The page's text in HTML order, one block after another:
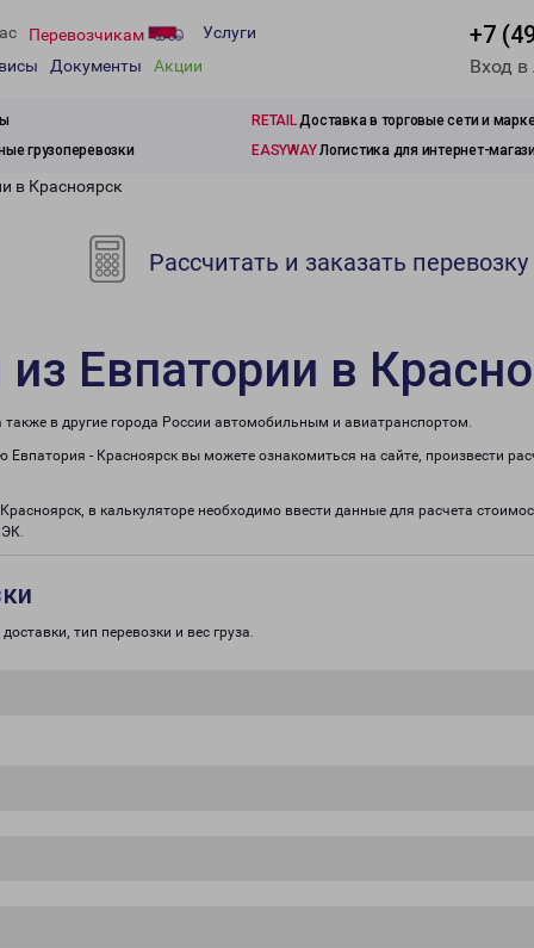
Перевозчикам
Услуги
Документы Акции
+7
Вход
RETAILДоставка в торговые сети и
грузоперевозки EASYWAYЛогистика для интернет-
в Красноярск
Рассчитать и заказать перевозку
из Евпатории в
в другие города России автомобильным и авиатранспортом.
- Красноярск вы можете ознакомиться на сайте, произвести
в калькуляторе необходимо ввести данные для расчета
тип перевозки и вес груза.